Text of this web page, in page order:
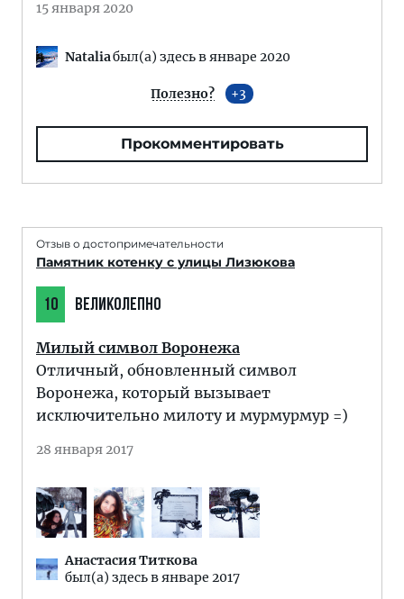
15 января 2020
Nataliaбыл(а) здесь в январе 2020
Полезно? 3
Прокомментировать
Отзыв о достопримечательности
Памятник котенку с улицы Лизюкова
10 ВЕЛИКОЛЕПНО
Милый символ Воронежа
Отличный, обновленный символ
Воронежа, который вызывает
исключительно милоту и мурмурмур =)
28 января 2017
Анастасия Титкова
был(а) здесь в январе 2017